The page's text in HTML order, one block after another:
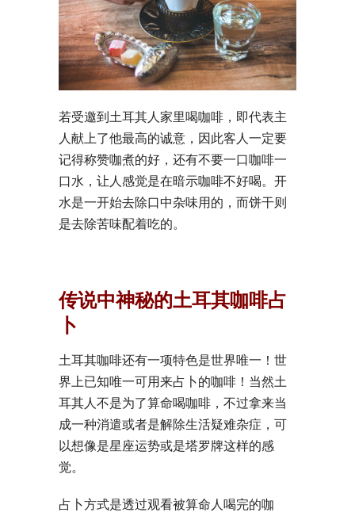
若受邀到土耳其人家里喝咖啡，即代表主
人献上了他最高的诚意，因此客人一定要
记得称赞咖煮的好，还有不要一口咖啡一
口水，让人感觉是在暗示咖啡不好喝。开
水是一开始去除口中杂味用的，而饼干则
是去除苦味配着吃的。
传说中神秘的土耳其咖啡占
卜
土耳其咖啡还有一项特色是世界唯一！世
界上已知唯一可用来占卜的咖啡！当然土
耳其人不是为了算命喝咖啡，不过拿来当
成一种消遣或者是解除生活疑难杂症，可
以想像是星座运势或是塔罗牌这样的感
觉。
占卜方式是透过观看被算命人喝完的咖